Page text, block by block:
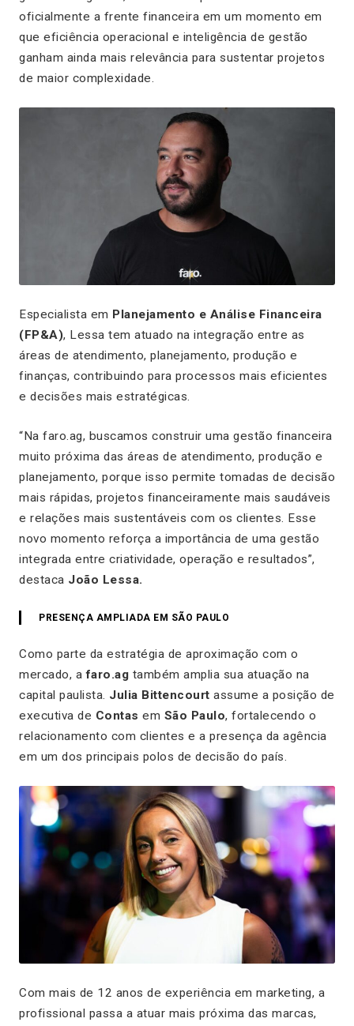
oficialmente a frente financeira em um momento em
que eficiência operacional e inteligência de gestão
ganham ainda mais relevância para sustentar projetos
de maior complexidade.
Especialista em Planejamento e Análise Financeira
(FP&A), Lessa tem atuado na integração entre as
áreas de atendimento, planejamento, produção e
finanças, contribuindo para processos mais eficientes
e decisões mais estratégicas.
“Na faro.ag, buscamos construir uma gestão financeira
muito próxima das áreas de atendimento, produção e
planejamento, porque isso permite tomadas de decisão
mais rápidas, projetos financeiramente mais saudáveis
e relações mais sustentáveis com os clientes. Esse
novo momento reforça a importância de uma gestão
integrada entre criatividade, operação e resultados”,
destaca João Lessa.
PRESENÇA AMPLIADA EM SÃO PAULO
Como parte da estratégia de aproximação com o
mercado, afaro.ag também amplia sua atuação na
capital paulista. Julia Bittencourt assume a posição de
executiva de Contas em São Paulo, fortalecendo o
relacionamento com clientes e a presença da agência
em um dos principais polos de decisão do país.
Com mais de 12 anos de experiência em marketing, a
profissional passa a atuar mais próxima das marcas,